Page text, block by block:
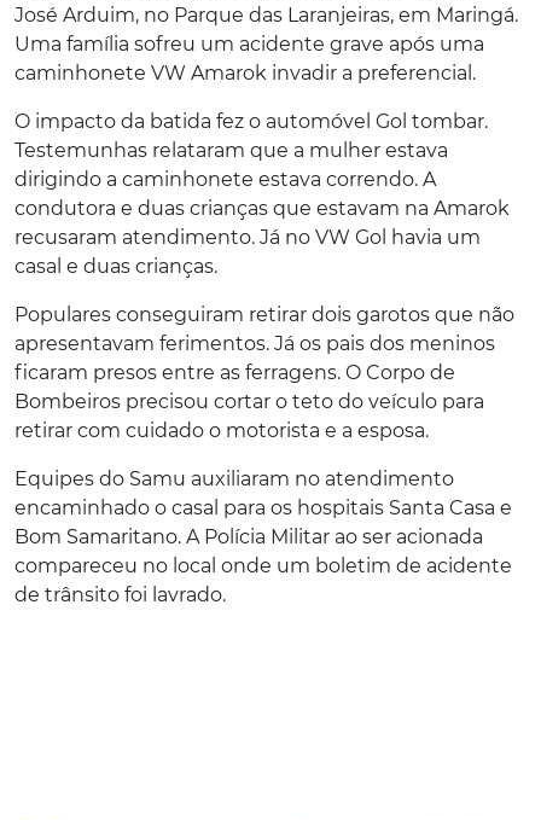
José Arduim, no Parque das Laranjeiras, em Maringá.
Uma família sofreu um acidente grave após uma
caminhonete VW Amarok invadir a preferencial.
O impacto da batida fez o automóvel Gol tombar.
Testemunhas relataram que a mulher estava
dirigindo a caminhonete estava correndo. A
condutora e duas crianças que estavam na Amarok
recusaram atendimento. Já no VW Gol havia um
casal e duas crianças.
Populares conseguiram retirar dois garotos que não
apresentavam ferimentos. Já os pais dos meninos
ficaram presos entre as ferragens. O Corpo de
Bombeiros precisou cortar o teto do veículo para
retirar com cuidado o motorista e a esposa.
Equipes do Samu auxiliaram no atendimento
encaminhado o casal para os hospitais Santa Casa e
Bom Samaritano. A Polícia Militar ao ser acionada
compareceu no local onde um boletim de acidente
de trânsito foi lavrado.